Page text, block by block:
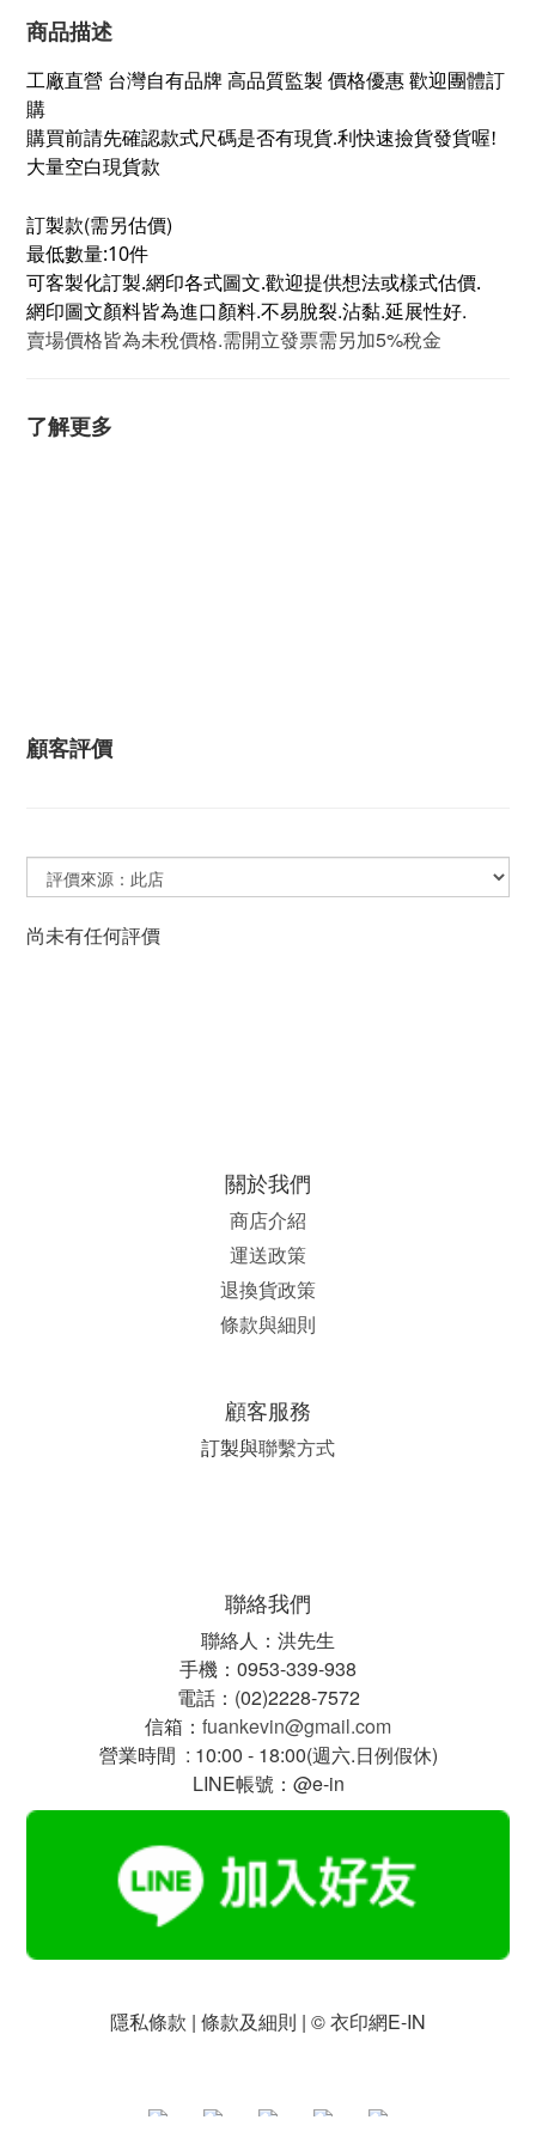
商品描述
工廠直營 台灣自有品牌 高品質監製 價格優惠 歡迎團體訂
購
購買前請先確認款式尺碼是否有現貨.利快速撿貨發貨喔!
大量空白現貨款
訂製款(需另估價)
最低數量:10件
可客製化訂製.網印各式圖文.歡迎提供想法或樣式估價.
網印圖文顏料皆為進口顏料.不易脫裂.沾黏.延展性好.
賣場價格皆為未稅價格.需開立發票需另加5%稅金
了解更多
顧客評價
尚未有任何評價
關於我們
商店介紹
運送政策
退換貨政策
條款與細則
顧客服務
訂製與聯繫方式
聯絡我們
聯絡人：洪先生
手機：0953-339-938
電話：(02)2228-7572
信箱： fuankevin@gmail.com
營業時間 : 10:00 - 18:00(週六.日例假休)
LINE帳號：@e-in
隱私條款 | 條款及細則 | © 衣印網E-IN